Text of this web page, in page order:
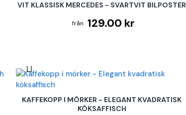
VIT KLASSISK MERCEDES - SVARTVIT BILPOSTER
129.00 kr
KAFFEKOPP I MÖRKER - ELEGANT KVADRATISK
KÖKSAFFISCH